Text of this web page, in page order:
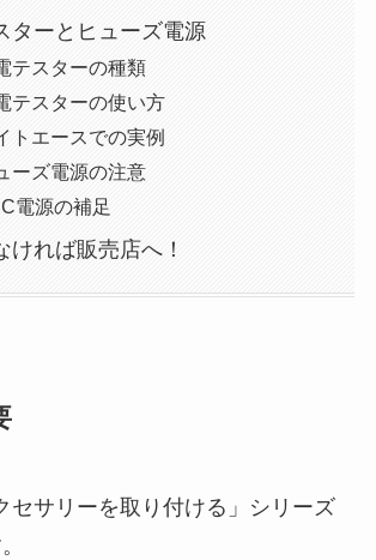
ターとヒューズ電源
テスターの種類
テスターの使い方
トエースでの実例
ーズ電源の注意
電源の補足
ければ販売店へ！
セサリーを取り付ける」シリーズ